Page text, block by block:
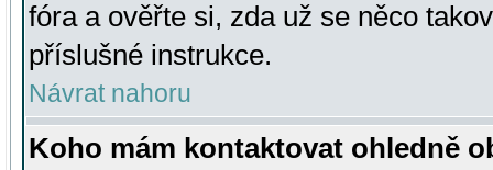
fóra a ověřte si, zda už se něco
příslušné instrukce.
Návrat nahoru
Koho mám kontaktovat ohledně